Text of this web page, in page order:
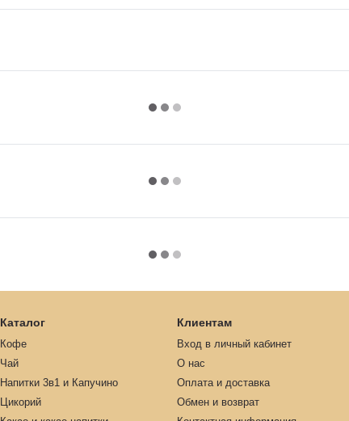
Каталог
Кофе
Чай
Напитки 3в1 и Капучино
Цикорий
Клиентам
Вход в личный кабинет
О нас
Оплата и доставка
Обмен и возврат